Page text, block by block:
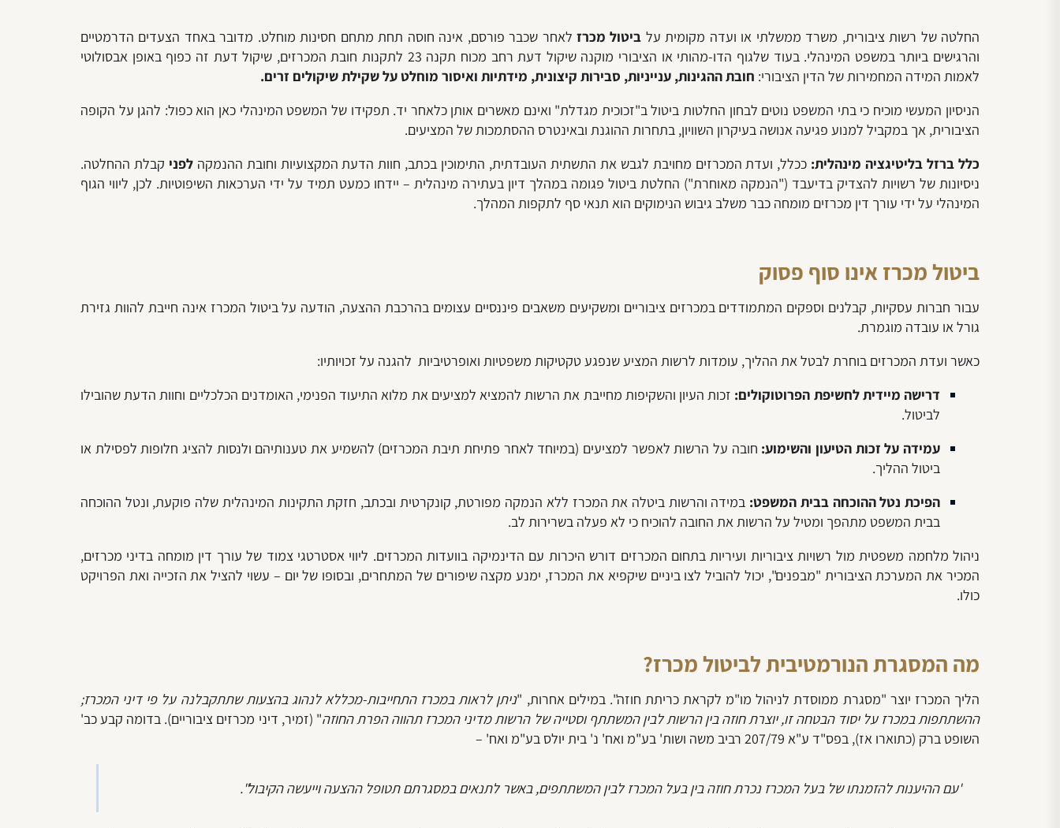
החלטה של רשות ציבורית, משרד ממשלתי או ועדה מקומית על ביטול מכרז לאחר שכבר פורסם, אינה חוסה תחת מתחם חסינות מוחלט. מדובר באחד הצעדים הדרמטיים
והרגישים ביותר במשפט המינהלי. בעוד שלגוף הדו-מהותי או הציבורי מוקנה שיקול דעת רחב מכוח תקנה 23 לתקנות חובת המכרזים, שיקול דעת זה כפוף באופן אבסולוטי
לאמות המידה המחמירות של הדין הציבורי: חובת ההגינות, ענייניות, סבירות קיצונית, מידתיות ואיסור מוחלט על שקילת שיקולים זרים.
הניסיון המעשי מוכיח כי בתי המשפט נוטים לבחון החלטות ביטול ב"זכוכית מגדלת" ואינם מאשרים אותן כלאחר יד. תפקידו של המשפט המינהלי כאן הוא כפול: להגן על הקופה
הציבורית, אך במקביל למנוע פגיעה אנושה בעיקרון השוויון, בתחרות ההוגנת ובאינטרס ההסתמכות של המציעים.
כלל ברזל בליטיגציה מינהלית: ככלל, ועדת המכרזים מחויבת לגבש את התשתית העובדתית, התימוכין בכתב, חוות הדעת המקצועיות וחובת ההנמקהלפני קבלת ההחלטה.
ניסיונות של רשויות להצדיק בדיעבד ("הנמקה מאוחרת") החלטת ביטול פגומה במהלך דיון בעתירה מינהלית – יידחו כמעט תמיד על ידי הערכאות השיפוטיות. לכן, ליווי הגוף
המינהלי על ידי עורך דין מכרזים מומחה כבר משלב גיבוש הנימוקים הוא תנאי סף לתקפות המהלך.
ביטול מכרז אינו סוף פסוק
עבור חברות עסקיות, קבלנים וספקים המתמודדים במכרזים ציבוריים ומשקיעים משאבים פיננסיים עצומים בהרכבת ההצעה, הודעה על ביטול המכרז אינה חייבת להוות גזירת
גורל או עובדה מוגמרת.
כאשר ועדת המכרזים בוחרת לבטל את ההליך, עומדות לרשות המציע שנפגע טקטיקות משפטיות ואופרטיביות להגנה על זכויותיו:
דרישה מיידית לחשיפת הפרוטוקולים: זכות העיון והשקיפות מחייבת את הרשות להמציא למציעים את מלוא התיעוד הפנימי, האומדנים הכלכליים וחוות הדעת שהובילו
לביטול.
עמידה על זכות הטיעון והשימוע: חובה על הרשות לאפשר למציעים (במיוחד לאחר פתיחת תיבת המכרזים) להשמיע את טענותיהם ולנסות להציג חלופות לפסילת או
ביטול ההליך.
הפיכת נטל ההוכחה בבית המשפט: במידה והרשות ביטלה את המכרז ללא הנמקה מפורטת, קונקרטית ובכתב, חזקת התקינות המינהלית שלה פוקעת, ונטל ההוכחה
בבית המשפט מתהפך ומטיל על הרשות את החובה להוכיח כי לא פעלה בשרירות לב.
ניהול מלחמה משפטית מול רשויות ציבוריות ועיריות בתחום המכרזים דורש היכרות עם הדינמיקה בוועדות המכרזים. ליווי אסטרטגי צמוד של עורך דין מומחה בדיני מכרזים,
המכיר את המערכת הציבורית "מבפנים", יכול להוביל לצו ביניים שיקפיא את המכרז, ימנע מקצה שיפורים של המתחרים, ובסופו של יום – עשוי להציל את הזכייה ואת הפרויקט
כולו.
מה המסגרת הנורמטיבית לביטול מכרז?
הליך המכרז יוצר "מסגרת ממוסדת לניהול מו"מ לקראת כריתת חוזה". במילים אחרות, "ניתן לראות במכרז התחייבות-מכללא לנהוג בהצעות שתתקבלנה על פי דיני המכרז;
ההשתתפות במכרז על יסוד הבטחה זו, יוצרת חוזה בין הרשות לבין המשתתף וסטייה של הרשות מדיני המכרז תהווה הפרת החוזה" (זמיר, דיני מכרזים ציבוריים). בדומה קבע כב'
השופט ברק (כתוארו אז), בפס"ד ע"א 207/79 רביב משה ושות' בע"מ ואח' נ' בית יולס בע"מ ואח' –
"עם ההיענות להזמנתו של בעל המכרז נכרת חוזה בין בעל המכרז לבין המשתתפים, באשר לתנאים במסגרתם תטופל ההצעה וייעשה הקיבול".